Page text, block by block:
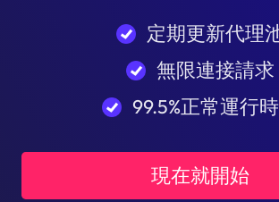
定期更新代理
無限連接請求
99.5%正常運行
現在就開始